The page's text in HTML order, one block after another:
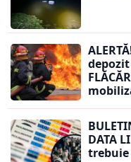
DATA
trebuie